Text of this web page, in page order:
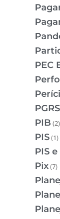
PEC
PGRS
PIB (2)
PIS(1)
PIS
Pix(7)